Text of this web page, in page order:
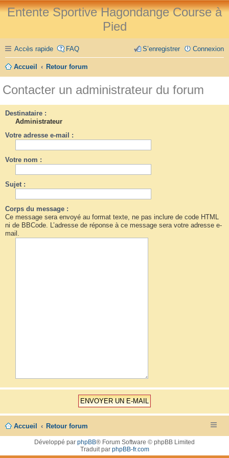
Entente Sportive Hagondange Course à
Pied
Accès rapide FAQ Connexion
S’enregistrer
Accueil Retour forum
Contacter un administrateur du forum
Destinataire :
Administrateur
Votre adresse e-mail :
Votre nom :
Sujet :
Corps du message :
Ce message sera envoyé au format texte, ne pas inclure de code HTML
ni de BBCode. L’adresse de réponse à ce message sera votre adresse e-
mail.
Accueil Retour forum
Développé par phpBB® Forum Software © phpBB Limited
Traduit par phpBB-fr.com